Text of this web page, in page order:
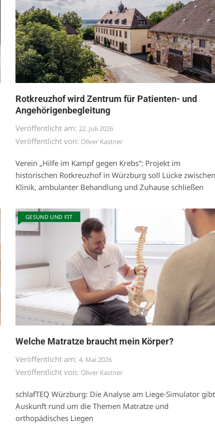
Rotkreuzhof wird Zentrum für Patienten- und
Angehörigenbegleitung
Veröffentlicht am: 22. Juli 2026
Veröffentlicht von: Oliver Kastner
Verein „Hilfe im Kampf gegen Krebs“: Projekt im
historischen Rotkreuzhof in Würzburg soll Lücke zwischen
Klinik, ambulanter Behandlung und Zuhause schließen
GESUND UND FIT
Welche Matratze braucht mein Körper?
Veröffentlicht am: 4. Mai 2026
Veröffentlicht von: Oliver Kastner
schlafTEQ Würzburg: Die Analyse am Liege-Simulator gibt
Auskunft rund um die Themen Matratze und
orthopädisches Liegen